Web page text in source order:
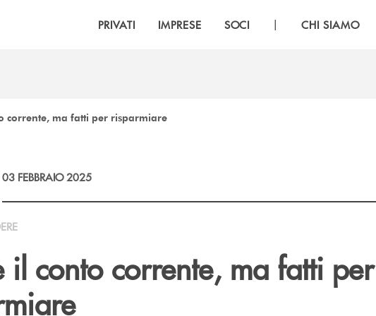
PRIVATI IMPRESE SOCI | CHI SIAMO
corrente, ma fatti per risparmiare
03 FEBBRAIO 2025
il conto corrente, ma fatti per